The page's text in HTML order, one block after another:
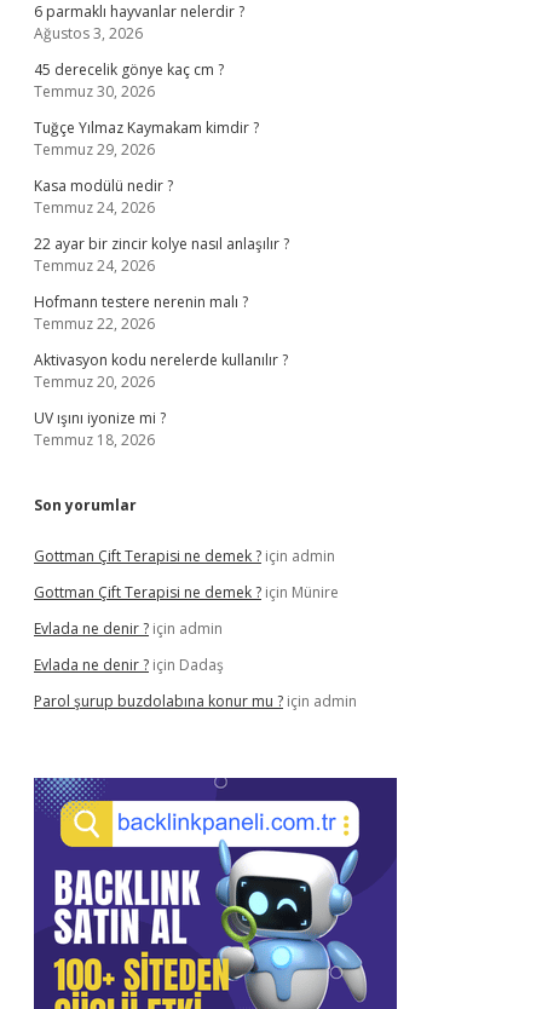
6 parmaklı hayvanlar nelerdir ?
Ağustos 3, 2026
45 derecelik gönye kaç cm ?
Temmuz 30, 2026
Tuğçe Yılmaz Kaymakam kimdir ?
Temmuz 29, 2026
Kasa modülü nedir ?
Temmuz 24, 2026
22 ayar bir zincir kolye nasıl anlaşılır ?
Temmuz 24, 2026
Hofmann testere nerenin malı ?
Temmuz 22, 2026
Aktivasyon kodu nerelerde kullanılır ?
Temmuz 20, 2026
UV ışını iyonize mi ?
Temmuz 18, 2026
Son yorumlar
Gottman Çift Terapisi ne demek ? için admin
Gottman Çift Terapisi ne demek ? için Münire
Evlada ne denir ? için admin
Evlada ne denir ? için Dadaş
Parol şurup buzdolabına konur mu ? için admin